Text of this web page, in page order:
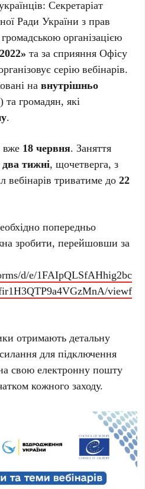
Секретаріат
Ради України з прав
організацією
та за сприяння Офісу
серію вебінарів.
навнутрішньо
громадян, які
.
вже 18 червня. Заняття
тижні, щочетверга, з
вебінарів триватиме до22
попередньо
зробити, перейшовши за
d/e/1FAIpQLSfAHhig2bc
viewf
отримають детальну
для підключення
свою електронну пошту
кожного заходу.